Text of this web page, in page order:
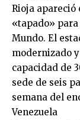
Rioja apareció
«tapado» para
Mundo. El
modernizado
capacidad de
sede de seis
semana del
Venezuela